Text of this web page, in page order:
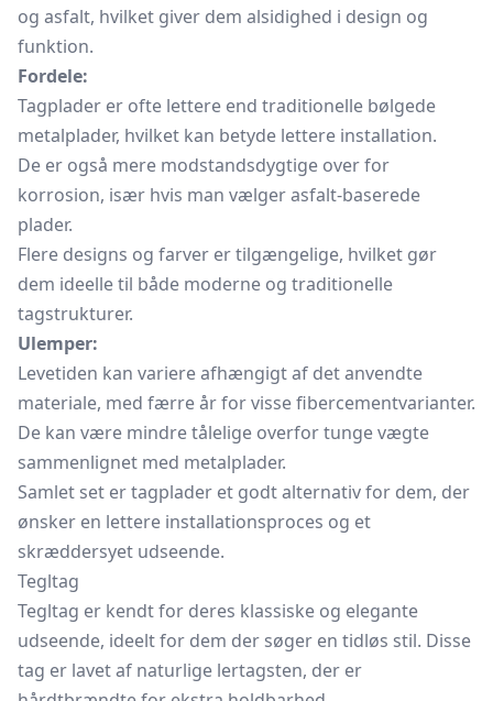
og asfalt, hvilket giver dem alsidighed i design og
funktion.
Fordele:
Tagplader er ofte lettere end traditionelle bølgede
metalplader, hvilket kan betyde lettere installation.
De er også mere modstandsdygtige over for
korrosion, især hvis man vælger asfalt-baserede
plader.
Flere designs og farver er tilgængelige, hvilket gør
dem ideelle til både moderne og traditionelle
tagstrukturer.
Ulemper:
Levetiden kan variere afhængigt af det anvendte
materiale, med færre år for visse fibercementvarianter.
De kan være mindre tålelige overfor tunge vægte
sammenlignet med metalplader.
Samlet set er tagplader et godt alternativ for dem, der
ønsker en lettere installationsproces og et
skræddersyet udseende.
Tegltag
Tegltag er kendt for deres klassiske og elegante
udseende, ideelt for dem der søger en tidløs stil. Disse
tag er lavet af naturlige lertagsten, der er